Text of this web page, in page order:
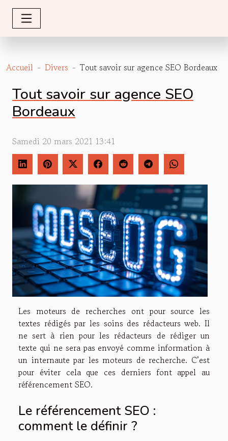
Accueil Divers Tout savoir sur agence SEO Bordeaux
Tout savoir sur agence SEO
Bordeaux
Samedi 20 mars 2021 13:41
Les moteurs de recherches ont pour source les
textes rédigés par les soins des rédacteurs web. Il
ne sert à rien pour les rédacteurs de rédiger un
texte qui ne sera pas envoyé comme information à
un internaute par les moteurs de recherche. C’est
pour éviter cela que ces derniers font appel au
référencement SEO.
Le référencement SEO :
comment le définir ?